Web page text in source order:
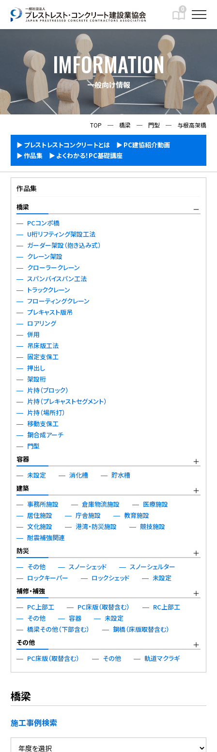
0
IMFORMATION
一般向け情報
TOP ─ 橋梁 ─ 門型 ─ 与根高架橋
プレストレストコンクリートとは
PC建協紹介動画
作品集
よくわかる！PC基礎講座
作品集
橋梁
PCコンポ橋
U桁リフティング架設工法
ガーダー架設（抱き込み式）
クレーン架設
クローラークレーン
スパンバイスパン工法
トラッククレーン
フローティングクレーン
プレキャスト版吊
ロアリング
併用
吊床版工法
固定支保工
押出し
架設桁
片持（ブロック）
片持（プレキャストセグメント）
片持（場所打）
移動支保工
鋼合成アーチ
門型
容器
未設定
消化槽
貯水槽
建築
事務所施設
倉庫物流施設
医療施設
居住施設
庁舎施設
教育施設
文化施設
港湾・防災施設
競技施設
耐震補強関連
防災
その他
スノーシェッド
スノーシェルター
ロックキーパー
ロックシェッド
未設定
補修・補強
PC上部工
PC床版（取替含む）
RC上部工
その他
容器
未設定
橋梁その他（下部含む）
鋼橋（床版取替含む）
その他
PC床版（取替含む）
その他 軌道マクラギ
橋梁
施工事例検索